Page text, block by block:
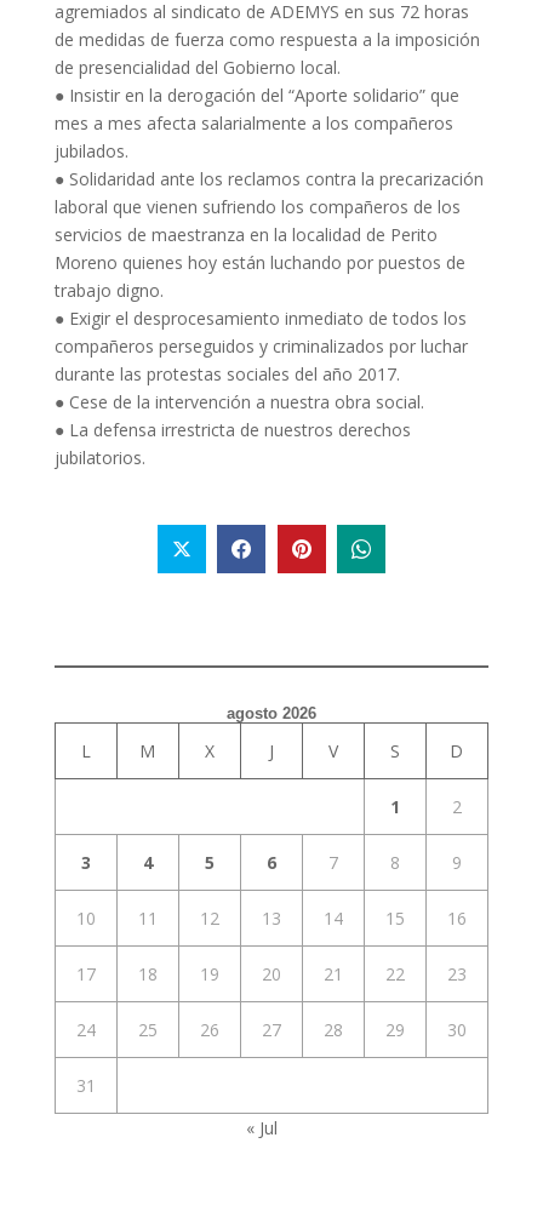
agremiados al sindicato de ADEMYS en sus 72 horas
de medidas de fuerza como respuesta a la imposición
de presencialidad del Gobierno local.
● Insistir en la derogación del “Aporte solidario” que
mes a mes afecta salarialmente a los compañeros
jubilados.
● Solidaridad ante los reclamos contra la precarización
laboral que vienen sufriendo los compañeros de los
servicios de maestranza en la localidad de Perito
Moreno quienes hoy están luchando por puestos de
trabajo digno.
● Exigir el desprocesamiento inmediato de todos los
compañeros perseguidos ycriminalizados por luchar
durante las protestas sociales del año 2017.
● Cese de la intervención a nuestra obra social.
● La defensa irrestricta de nuestros derechos
jubilatorios.
agosto 2026
L M X J V S D
1 2
3 4 5 6 7 8 9
10 11 12 13 14 15 16
17 18 19 20 21 22 23
24 25 26 27 28 29 30
31
« Jul